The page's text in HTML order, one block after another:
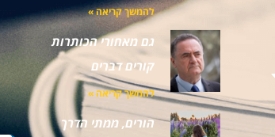
להמשך קריאה »
גם מאחורי הכותרות
קורים דברים
להמשך קריאה »
הורים, ממתי הדרך